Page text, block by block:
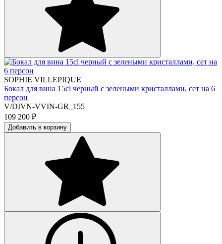
SOPHIE VILLEPIQUE
Бокал для вина 15cl черный с зелеными кристаллами, сет на 6
персон
V/DIVN-VVIN-GR_155
109 200 ₽
Добавить в корзину